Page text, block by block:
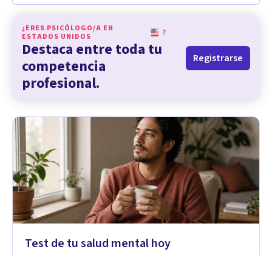
¿ERES PSICÓLOGO/A EN
ESTADOS UNIDOS
?
Destaca entre toda tu
competencia
profesional.
Registrarse
Test de tu salud mental hoy